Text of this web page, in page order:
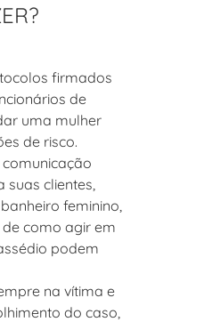
firmados
de
uma mulher
de risco.
suas clientes,
feminino,
de como agir em
podem
na vítima e
do caso,